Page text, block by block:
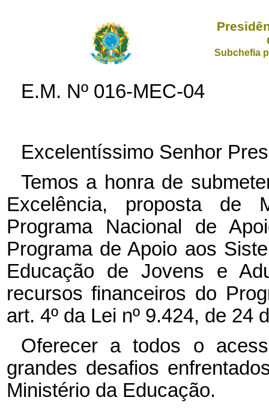
Subchefia
E.M. Nº 016-MEC-04
Excelentíssimo Senhor
Temos a honra de
Excelência, proposta de
Programa Nacional de
Programa de Apoio aos
Educação de Jovens e
recursos financeiros do
art. 4º da Lei nº 9.424, de 24
Oferecer a todos o
grandes desafios
Ministério da Educação.